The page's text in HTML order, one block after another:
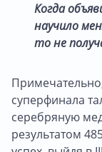
Когда
научило
то не
суперфинала
серебряную
результатом